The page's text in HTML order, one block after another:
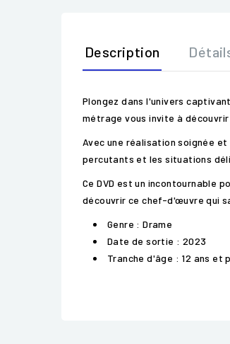
Description
Plongez dans l'univers
métrage vous invite à
Avec une réalisation soignée
percutants et les situations
Ce DVD est un incontournable
découvrir ce chef-d'œuvre qui
Genre : Drame
Date de sortie : 2023
Tranche d'âge : 12 ans et